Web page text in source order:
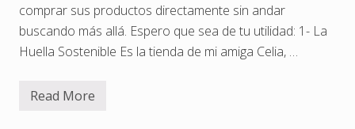
comprar sus productos directamente sin andar
buscando más allá. Espero que sea de tu utilidad: 1- La
Huella Sostenible Es la tienda de mi amiga Celia, …
M
Read More